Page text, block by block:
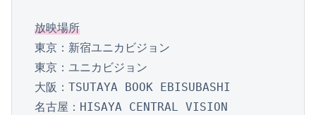
放映場所
東京：新宿ユニカビジョン
東京：ユニカビジョン
大阪：TSUTAYA BOOK EBISUBASHI
名古屋：HISAYA CENTRAL VISION